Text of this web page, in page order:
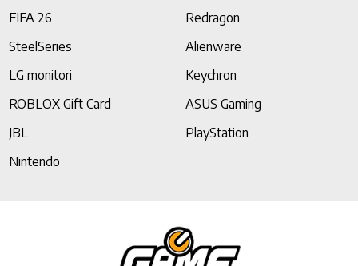
FIFA 26
Redragon
SteelSeries
Alienware
LG monitori
Keychron
ROBLOX Gift Card
ASUS Gaming
JBL
PlayStation
Nintendo